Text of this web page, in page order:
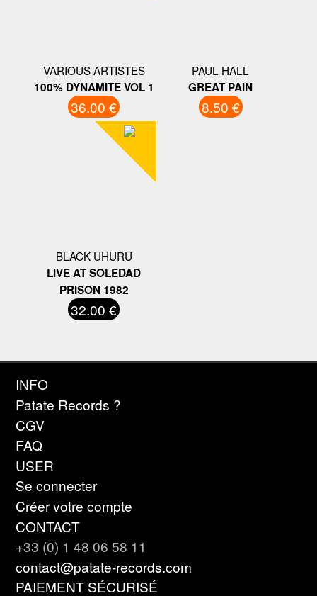
VARIOUS ARTISTES
100% DYNAMITE VOL 1
36.00 €
PAUL HALL
GREAT PAIN
8.50 €
BLACK UHURU
LIVE AT SOLEDAD
PRISON 1982
32.00 €
INFO
Patate Records ?
CGV
FAQ
USER
Se connecter
Créer votre compte
CONTACT
+33 (0) 1 48 06 58 11
contact@patate-records.com
PAIEMENT SÉCURISÉ